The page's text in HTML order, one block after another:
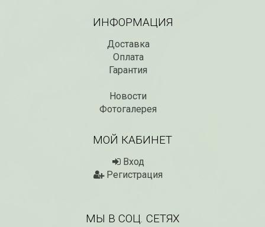
Рассада Незабудка
ИНФОРМАЦИЯ
Доставка
Оплата
Гарантия
Новости
Фотогалерея
МОЙ КАБИНЕТ
Вход
Регистрация
МЫ В СОЦ. СЕТЯХ